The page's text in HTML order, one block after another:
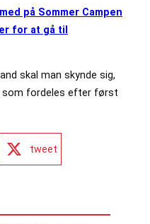
på Sommer Campen
for at gå til
skal man skynde sig,
som fordeles efter først
tweet